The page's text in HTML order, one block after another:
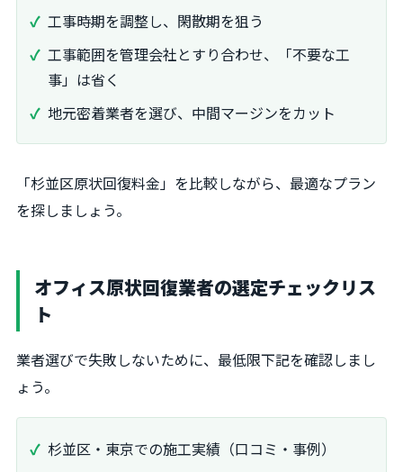
工事時期を調整し、閑散期を狙う
工事範囲を管理会社とすり合わせ、「不要な工
事」は省く
地元密着業者を選び、中間マージンをカット
「杉並区原状回復料金」を比較しながら、最適なプラン
を探しましょう。
オフィス原状回復業者の選定チェックリス
ト
業者選びで失敗しないために、最低限下記を確認しまし
ょう。
杉並区・東京での施工実績（口コミ・事例）